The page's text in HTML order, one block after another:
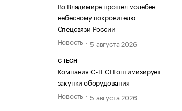
Во Владимире прошел молебен
небесному покровителю
Спецсвязи России
Новость
5 августа 2026
C-TECH
Компания C-TECH оптимизирует
закупки оборудования
Новость
5 августа 2026